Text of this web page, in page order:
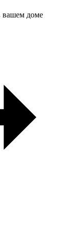
вашем доме